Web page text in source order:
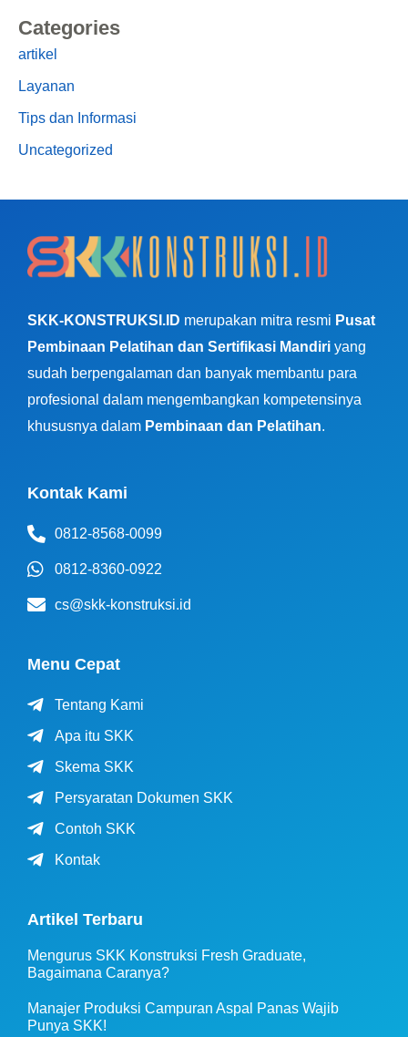
Categories
artikel
Layanan
Tips dan Informasi
Uncategorized
SKK-KONSTRUKSI.ID merupakan mitra resmi Pusat
Pembinaan Pelatihan dan Sertifikasi Mandiri yang
sudah berpengalaman dan banyak membantu para
profesional dalam mengembangkan kompetensinya
khususnya dalam Pembinaan dan Pelatihan.
Kontak Kami
0812-8568-0099
0812-8360-0922
cs@skk-konstruksi.id
Menu Cepat
Tentang Kami
Apa itu SKK
Skema SKK
Persyaratan Dokumen SKK
Contoh SKK
Kontak
Artikel Terbaru
Mengurus SKK Konstruksi Fresh Graduate,
Bagaimana Caranya?
Manajer Produksi Campuran Aspal Panas Wajib
Punya SKK!